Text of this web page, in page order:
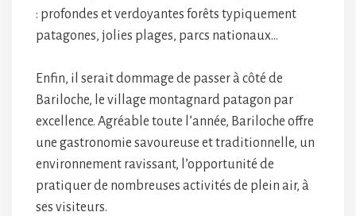
: profondes et verdoyantes forêts typiquement
patagones, jolies plages, parcs nationaux…
Enfin, il serait dommage de passer à côté de
Bariloche, le village montagnard patagon par
excellence. Agréable toute l’année, Bariloche offre
une gastronomie savoureuse et traditionnelle, un
environnement ravissant, l’opportunité de
pratiquer de nombreuses activités de plein air, à
ses visiteurs.